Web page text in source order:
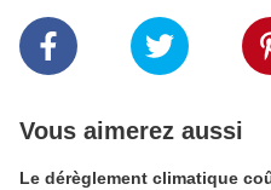
Vous aimerez aussi
Le dérèglement climatique